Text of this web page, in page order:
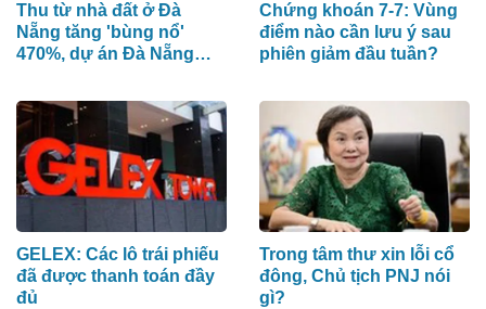
Thu từ nhà đất ở Đà
Nẵng tăng 'bùng nổ'
470%, dự án Đà Nẵng
đóng góp chính
Chứng khoán 7-7: Vùng
điểm nào cần lưu ý sau
phiên giảm đầu tuần?
GELEX: Các lô trái phiếu
đã được thanh toán đầy
đủ
Trong tâm thư xin lỗi cổ
đông, Chủ tịch PNJ nói
gì?